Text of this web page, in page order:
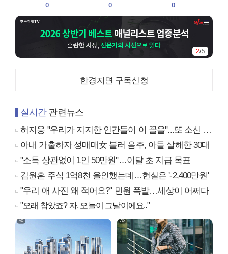
0
0
0
3/5
한경지면 구독신청
실시간관련뉴스
허지웅 "우리가 지지한 인간들이 이 꼴을"...또 소신 발언
아내 가출하자 성매매女 불러 음주, 아들 살해한 30대
"소득 상관없이 1인 50만원"…이달 초 지급 목표
김원훈 주식 1억8천 올인했는데…현실은 '-2,400만원'
"우리 애 사진 왜 적어요?" 민원 폭발…세상이 어쩌다
"오래 참았죠? 자, 오늘이 그날이에요.."